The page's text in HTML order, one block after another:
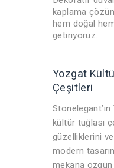
kaplama
hem doğal
getiriyoruz.
Yozgat
Çeşitleri
kültür tuğlası
güzelliklerini
modern
mekana özgün